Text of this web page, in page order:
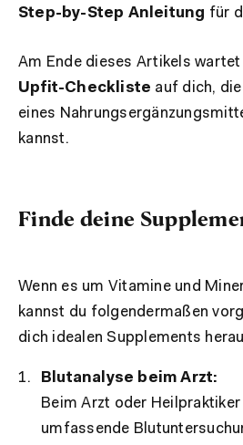
Step-by-Step Anleitung für
Am Ende dieses Artikels
Upfit-Checkliste auf dich,
eines
kannst.
Finde deine
Wenn es um Vitamine und
kannst du folgendermaßen
dich idealen Supplements
Blutanalyse beim Arzt:
Beim Arzt oder
umfassende